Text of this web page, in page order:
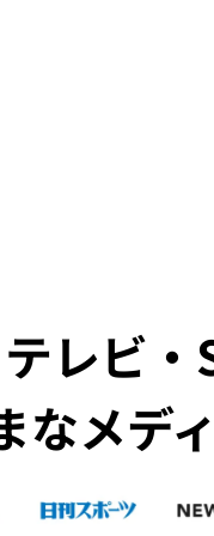
テレビ
なメデ